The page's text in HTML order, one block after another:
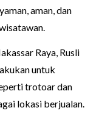
aman, dan
Raya, Rusli
untuk
trotoar dan
lokasi berjualan.